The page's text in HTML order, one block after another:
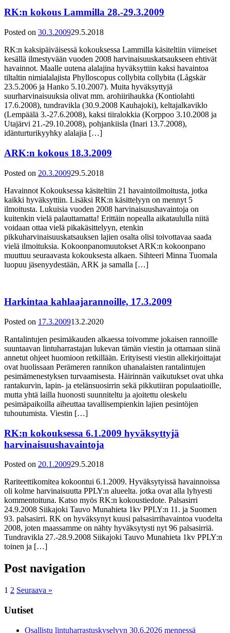
RK:n kokous Lammilla 28.-29.3.2009
Posted on 30.3.200929.5.2018
RK:n kaksipäiväisessä kokouksessa Lammilla käsiteltiin viimeiset
kesällä ilmestyvään vuoden 2008 harvinaisuuskatsaukseen ehtivät
havainnot. Maalle uutena alalajina hyväksyttiin kaksi havaintoa
tiltaltin nimialalajista Phylloscopus collybita collybita (Lågskär
23.5.2006 ja Hanko 5.10.2007). Muita hyväksyttyjä
suurharvinaisuuksia olivat mm. arohiirihaukka (Kontiolahti
17.6.2008), tundravikla (30.9.2008 Kauhajoki), keltajalkaviklo
(Lempäälä 3.-27.6.2008), kaksi tiiralokkia (Korppoo 3.10.2008 ja
Utajärvi 21.-29.10.2008), pohjankiisla (Inari 13.7.2008),
idänturturikyyhky alalajia […]
ARK:n kokous 18.3.2009
Posted on 20.3.200929.5.2018
Havainnot Kokouksessa käsiteltiin 21 havaintoilmoitusta, jotka
kaikki hyväksyttiin. Lisäksi RK:n käsittelyyn on mennyt 5
ilmoitusta. Lukuisia vuoden 2008 harvinaisuushavaintoja on
kuitenkin vielä palauttamatta! Erittäin nopealla aikataululla niitä
voidaan ottaa vielä pikakäsittelyyn, etenkin
pikkuharvinaisuuskatsauksen lajien osalta olisi toivottavaa saada
vielä ilmoituksia. Kokoonpanomuutokset ARK:n kokoonpano
muuttuu seuraavasta kokouksesta alkaen. Sihteeri Minna Tuomala
luopuu jäsenyydestään, ARK ja samalla […]
Harkintaa kahlaajarannoille, 17.3.2009
Posted on 17.3.200913.2.2020
Rantalintujen pesimäkauden alkaessa toivomme jokaisen rannoille
suuntaavan lintuharrastajan lukevan tämän viestin ja ottamaan siinä
annetut ohjeet huomioon retkillään. Erityisesti viestin allekirjoittajat
ovat huolissaan Perämeren rannikon uhanalaisten rantalintujen
pesimämenestyksen turvaamisesta. Häirinnän vaikutukset ovat uhka
rantakurvin, lapin- ja etelänsuosirrin sekä pikkutiiran populaatioille,
mutta yhtä lailla huonosti suunniteltu ja ajoitettu oleskelu
pesimäpaikoilla aiheuttaa tavallisempienkin lajien pesintöjen
tuhoutumista. Viestin […]
RK:n kokouksessa 6.1.2009 hyväksyttyjä
harvinaisuushavaintoja
Posted on 20.1.200929.5.2018
Rariteettikomitea kokoontui 6.1.2009. Hyväksytyissä havainnoissa
oli kolme harvinaisuutta PPLY:n alueelta. jotka ovat alla lyhyesti
kommentoituna. Katso myös RK:n kokoustiedote. Palsasirri
24.9.2008 Siikajoki Tauvo Munahieta 1kv PPLY:n 11. ja Suomen
93. palsasirri. RK on hyväksynyt kuusi palsasirrihavaintoa vuodelta
2008, joten maassamme on nähty hyväksytysti nyt 96 palsasirriä.
Tundravikla 27.-28.9.2008 Siikajoki Tauvo Munahieta 1kv PPLY:n
toinen ja […]
Post navigation
1 2 Seuraava »
Uutiset
Osallistu lintuharrastuskyselyyn 30.6.2026 mennessä